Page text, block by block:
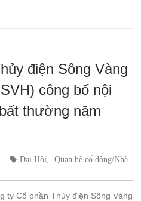
điện Sông Vàng
công bố nội
thường năm
Đại Hội
Quan hệ cổ đông/Nhà
ty Cổ phần Thủy điện Sông Vàng